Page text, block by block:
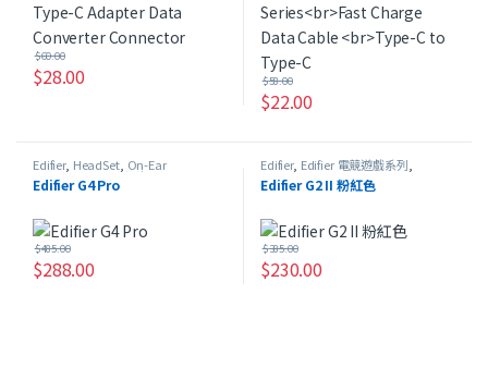
$28.00
$60.00
$22.00
$58.00
此產品有多種款式。 可在產品頁
Edifier, HeadSet, On-Ear
Headphones 特價產品
Edifier G4 Pro
$288.00
$485.00
Edifier, Edifier 電競遊戲系列
HeadSet On-Ear Headphones
價產品
Edifier G2 II 粉紅色
$230.00
$385.00